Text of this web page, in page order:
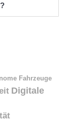
Fahrzeuge
Digitale